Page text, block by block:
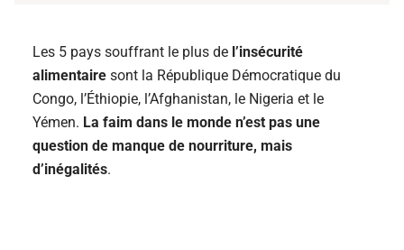
Les 5 pays souffrant le plus de l’insécurité
alimentaire sont la République Démocratique du
Congo, l’Éthiopie, l’Afghanistan, le Nigeria et le
Yémen. La faim dans le monde n’est pas une
question de manque de nourriture, mais
d’inégalités.